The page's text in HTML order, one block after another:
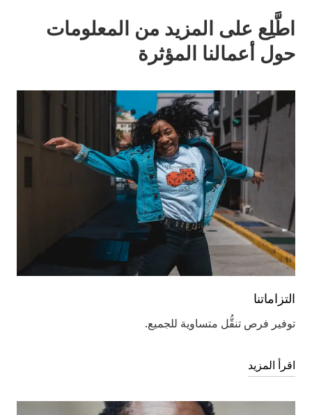
اطَّلِع على المزيد من المعلومات
حول أعمالنا المؤثرة
التزاماتنا
توفير فرص تنقُّل متساوية للجميع.
اقرأ المزيد